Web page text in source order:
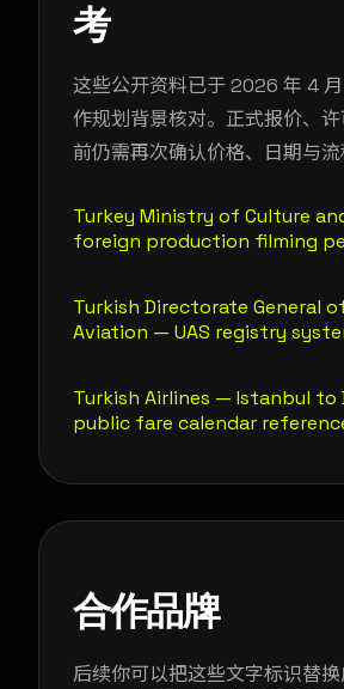
考
这些公开资料已于 2026 年 4
作规划背景核对。正式报价、
前仍需再次确认价格、日期与流
Turkey Ministry of Culture
foreign production filming
Turkish Directorate General
Aviation — UAS registry
Turkish Airlines — Istanbul to
public fare calendar
合作品牌
后续你可以把这些文字标识替换